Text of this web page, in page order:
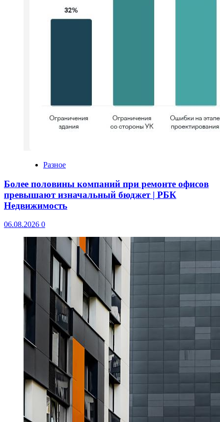
Разное
Более половины компаний при ремонте офисов
превышают изначальный бюджет | РБК
Недвижимость
06.08.2026 0